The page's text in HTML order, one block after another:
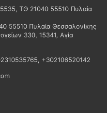
ΤΘ 21040 55510 Πυλαία
55510 Πυλαία Θεσσαλονίκης
330, 15341, Αγία
+302106520142